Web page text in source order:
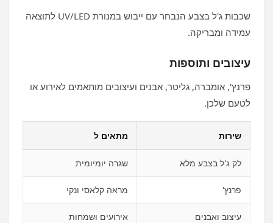
שכבות ג'ל בצבע הנבחר עם ייבוש במנורת UV/LED לתוצאה
עמידה ומבריקה.
עיצובים ותוספות
פרנץ', אומברה, גליטר, אבנים ועיצובים מותאמים לאירוע או
לטעם שלכן.
שירות מתאים ל
לק ג'ל בצבע מלא שגרה יומיומית
פרנץ' מראה קלאסי ונקי
עיצוב ואבנים אירועים ושמחות